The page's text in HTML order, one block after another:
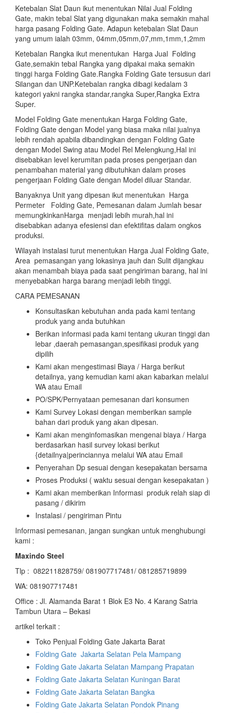
Ketebalan Slat Daun ikut menentukan Nilai Jual Folding
Gate, makin tebal Slat yang digunakan maka semakin mahal
harga pasang Folding Gate. Adapun ketebalan Slat Daun
yang umum ialah 03mm, 04mm,05mm,07,mm,1mm,1,2mm
Ketebalan Rangka ikut menentukan Harga Jual Folding
Gate,semakin tebal Rangka yang dipakai maka semakin
tinggi harga Folding Gate.Rangka Folding Gate tersusun dari
Silangan dan UNP.Ketebalan rangka dibagi kedalam 3
kategori yakni rangka standar,rangka Super,Rangka Extra
Super.
Model Folding Gate menentukan Harga Folding Gate,
Folding Gate dengan Model yang biasa maka nilai jualnya
lebih rendah apabila dibandingkan dengan Folding Gate
dengan Model Swing atau Model Rel Melengkung,Hal ini
disebabkan level kerumitan pada proses pengerjaan dan
penambahan material yang dibutuhkan dalam proses
pengerjaan Folding Gate dengan Model diluar Standar.
Banyaknya Unit yang dipesan ikut menentukan Harga
Permeter Folding Gate, Pemesanan dalam Jumlah besar
memungkinkanHarga menjadi lebih murah,hal ini
disebabkan adanya efesiensi dan efektifitas dalam ongkos
produksi.
Wilayah instalasi turut menentukan Harga Jual Folding Gate,
Area pemasangan yang lokasinya jauh dan Sulit dijangkau
akan menambah biaya pada saat pengiriman barang, hal ini
menyebabkan harga barang menjadi lebih tinggi.
CARA PEMESANAN
Konsultasikan kebutuhan anda pada kami tentang
produk yang anda butuhkan
Berikan informasi pada kami tentang ukuran tinggi dan
lebar ,daerah pemasangan,spesifikasi produk yang
dipilih
Kami akan mengestimasi Biaya / Harga berikut
detailnya, yang kemudian kami akan kabarkan melalui
WA atau Email
PO/SPK/Pernyataan pemesanan dari konsumen
Kami Survey Lokasi dengan memberikan sample
bahan dari produk yang akan dipesan.
Kami akan menginfomasikan mengenai biaya / Harga
berdasarkan hasil survey lokasi berikut
{detailnya|perinciannya melalui WA atau Email
Penyerahan Dp sesuai dengan kesepakatan bersama
Proses Produksi ( waktu sesuai dengan kesepakatan )
Kami akan memberikan Informasi produk relah siap di
pasang / dikirim
Instalasi / pengiriman Pintu
Informasi pemesanan, jangan sungkan untuk menghubungi
kami :
Maxindo Steel
Tlp : 082211828759/ 081907717481/ 081285719899
WA: 081907717481
Office : Jl. Alamanda Barat 1 Blok E3 No. 4 Karang Satria
Tambun Utara – Bekasi
artikel terkait :
Toko Penjual Folding Gate Jakarta Barat
Folding Gate Jakarta Selatan Pela Mampang
Folding Gate Jakarta Selatan Mampang Prapatan
Folding Gate Jakarta Selatan Kuningan Barat
Folding Gate Jakarta Selatan Bangka
Folding Gate Jakarta Selatan Pondok Pinang